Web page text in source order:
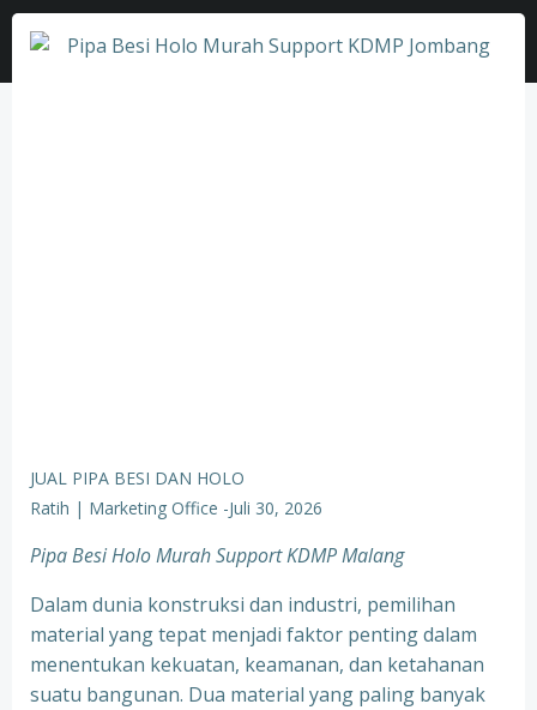
JUAL PIPA BESI DAN HOLO
Ratih | Marketing Office -Juli 30, 2026
Pipa Besi Holo Murah Support KDMP Malang
Dalam dunia konstruksi dan industri, pemilihan
material yang tepat menjadi faktor penting dalam
menentukan kekuatan, keamanan, dan ketahanan
suatu bangunan. Dua material yang paling banyak